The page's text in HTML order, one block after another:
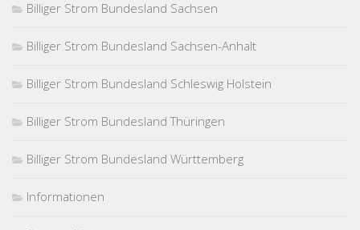
Billiger Strom Bundesland Sachsen
Billiger Strom Bundesland Sachsen-Anhalt
Billiger Strom Bundesland Schleswig Holstein
Billiger Strom Bundesland Thüringen
Billiger Strom Bundesland Württemberg
Informationen